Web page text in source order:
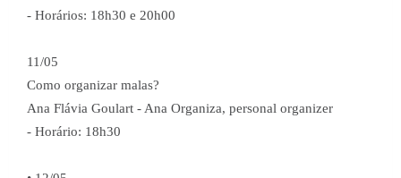
- Horários: 18h30 e 20h00
11/05
Como organizar malas?
Ana Flávia Goulart - Ana Organiza, personal organizer
- Horário: 18h30